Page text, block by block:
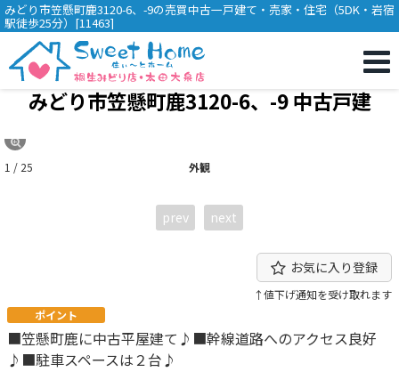
みどり市笠懸町鹿3120-6、-9の売買中古一戸建て・売家・住宅（5DK・岩宿
駅徒歩25分）[11463]
みどり市笠懸町鹿3120-6、-9 中古戸建
外観
1 / 25
prev next
お気に入り登録
↑値下げ通知を受け取れます
ポイント
■笠懸町鹿に中古平屋建て♪■幹線道路へのアクセス良好
♪■駐車スペースは２台♪